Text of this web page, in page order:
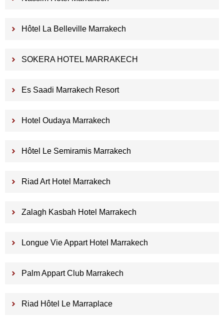
Hôtel La Belleville Marrakech
SOKERA HOTEL MARRAKECH
Es Saadi Marrakech Resort
Hotel Oudaya Marrakech
Hôtel Le Semiramis Marrakech
Riad Art Hotel Marrakech
Zalagh Kasbah Hotel Marrakech
Longue Vie Appart Hotel Marrakech
Palm Appart Club Marrakech
Riad Hôtel Le Marraplace